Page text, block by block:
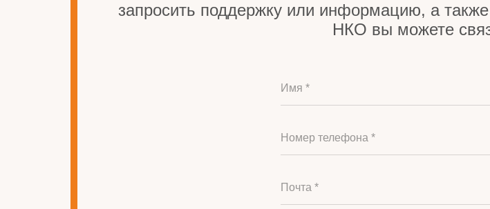
запросить поддержку или информацию, а
НКО вы можете
Имя *
Номер телефона *
Почта *